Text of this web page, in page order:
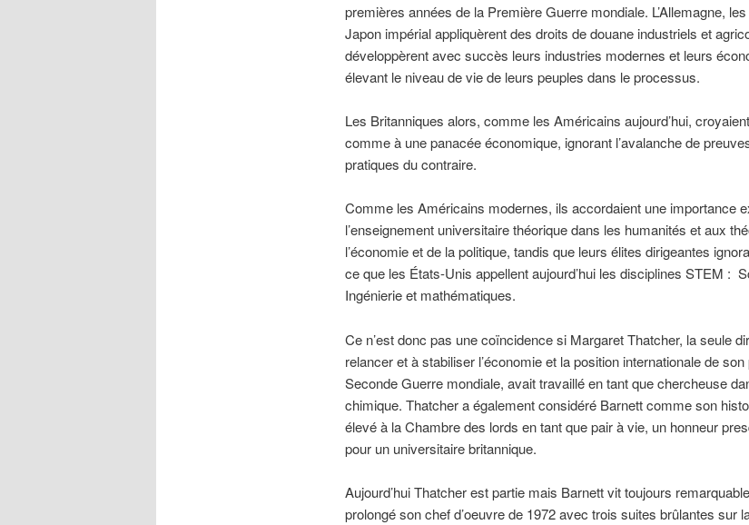
premières années de la Première Guerre mondiale. L’Allemagne,
Japon impérial appliquèrent des droits de douane industriels et
développèrent avec succès leurs industries modernes et leurs
élevant le niveau de vie de leurs peuples dans le processus.
Les Britanniques alors, comme les Américains aujourd’hui,
comme à une panacée économique, ignorant l’avalanche de
pratiques du contraire.
Comme les Américains modernes, ils accordaient une importance
l’enseignement universitaire théorique dans les humanités et aux
l’économie et de la politique, tandis que leurs élites dirigeantes
ce que les États-Unis appellent aujourd’hui les disciplines STEM :
Ingénierie et mathématiques.
Ce n’est donc pas une coïncidence si Margaret Thatcher, la seule
relancer et à stabiliser l’économie et la position internationale de
Seconde Guerre mondiale, avait travaillé en tant que chercheuse
chimique. Thatcher a également considéré Barnett comme son
élevé à la Chambre des lords en tant que pair à vie, un honneur
pour un universitaire britannique.
Aujourd’hui Thatcher est partie mais Barnett vit toujours
prolongé son chef d’oeuvre de 1972 avec trois suites brûlantes sur